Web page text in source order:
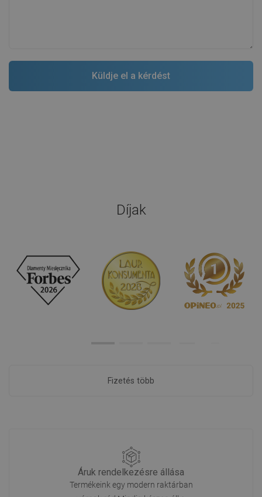
Díjak
Fizetés több
Áruk rendelkezésre állása
Termékeink egy modern raktárban